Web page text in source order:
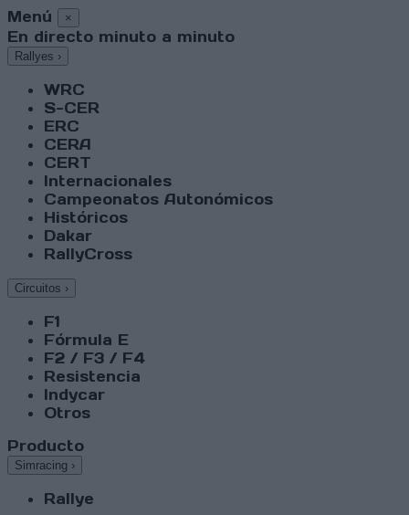
Menú ×
En directo minuto a minuto
Rallyes ›
WRC
S-CER
ERC
CERA
CERT
Internacionales
Campeonatos Autonómicos
Históricos
Dakar
RallyCross
Circuitos ›
F1
Fórmula E
F2 / F3 / F4
Resistencia
Indycar
Otros
Producto
Simracing ›
Rallye